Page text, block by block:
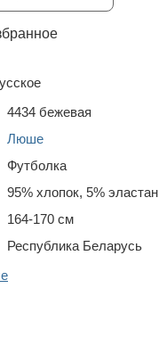
4434 бежевая
Люше
Футболка
95% хлопок, 5% эластан
164-170 см
Республика Беларусь